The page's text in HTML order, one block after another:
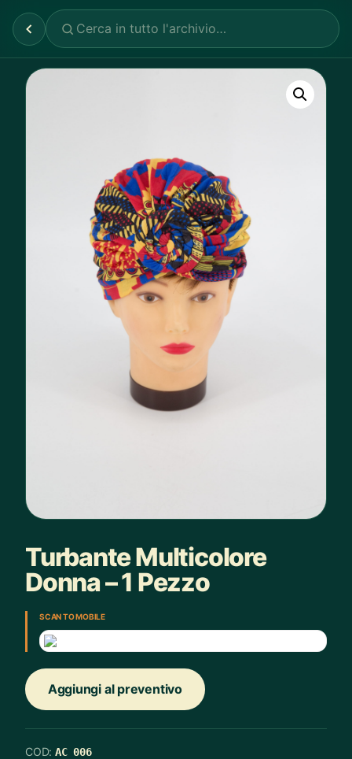
Turbante Multicolore
Donna – 1 Pezzo
SCAN TO MOBILE
Aggiungi al preventivo
COD: AC 006